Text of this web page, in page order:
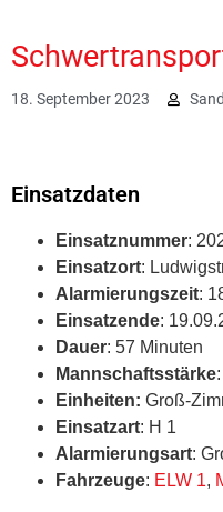
18. September 2023
Einsatzdaten
Einsatznummer:
Einsatzort:
Alarmierungszeit:
Einsatzende:
Dauer: 57 Minuten
Mannschaftsstärke
Einheiten: Groß-
Einsatzart: H 1
Alarmierungsart:
Fahrzeuge: ELW 1,